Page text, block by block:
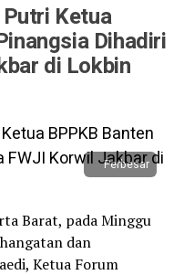
Ketua
Dihadiri
di Lokbin
Perbesar
Barat, pada Minggu
dan
Ketua Forum